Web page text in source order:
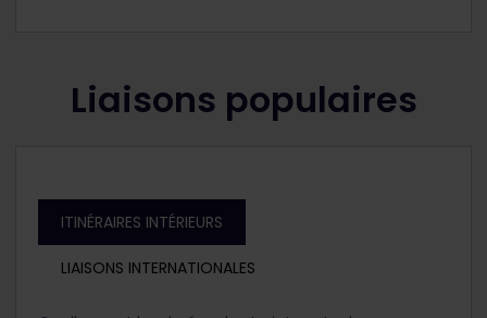
Liaisons populaires
ITINÉRAIRES INTÉRIEURS
LIAISONS INTERNATIONALES